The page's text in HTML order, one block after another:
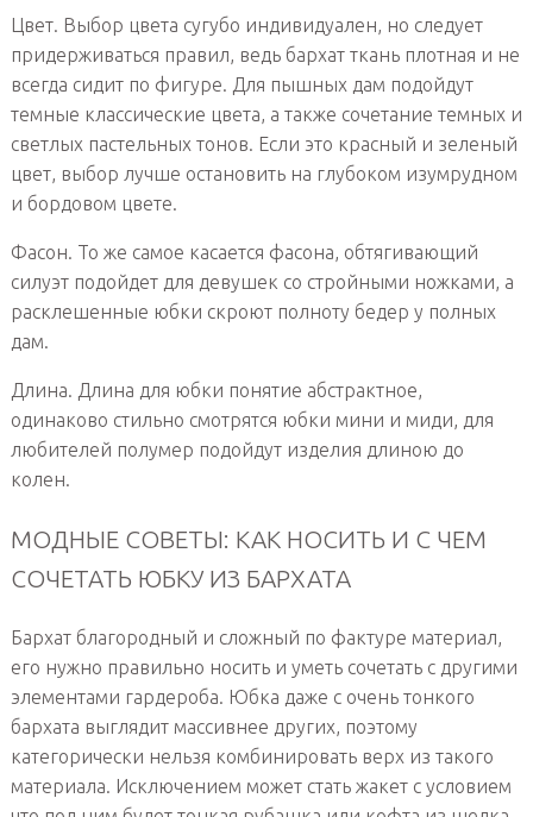
Цвет. Выбор цвета сугубо индивидуален, но следует
придерживаться правил, ведь бархат ткань плотная и не
всегда сидит по фигуре. Для пышных дам подойдут
темные классические цвета, а также сочетание темных и
светлых пастельных тонов. Если это красный и зеленый
цвет, выбор лучше остановить на глубоком изумрудном
и бордовом цвете.
Фасон. То же самое касается фасона, обтягивающий
силуэт подойдет для девушек со стройными ножками, а
расклешенные юбки скроют полноту бедер у полных
дам.
Длина. Длина для юбки понятие абстрактное,
одинаково стильно смотрятся юбки мини и миди, для
любителей полумер подойдут изделия длиною до
колен.
МОДНЫЕ СОВЕТЫ: КАК НОСИТЬ И С ЧЕМ
СОЧЕТАТЬ ЮБКУ ИЗ БАРХАТА
Бархат благородный и сложный по фактуре материал,
его нужно правильно носить и уметь сочетать с другими
элементами гардероба. Юбка даже с очень тонкого
бархата выглядит массивнее других, поэтому
категорически нельзя комбинировать верх из такого
материала. Исключением может стать жакет с условием